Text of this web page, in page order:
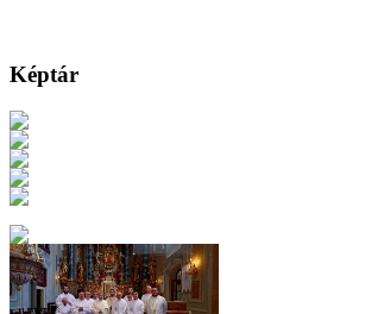
Képtár